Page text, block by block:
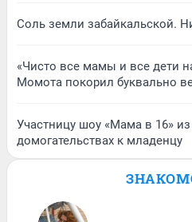
Соль земли забайкальской.
«Чисто все мамы и все дети
Момота покорил буквально
Участницу шоу «Мама в 16»
домогательствах к младенцу